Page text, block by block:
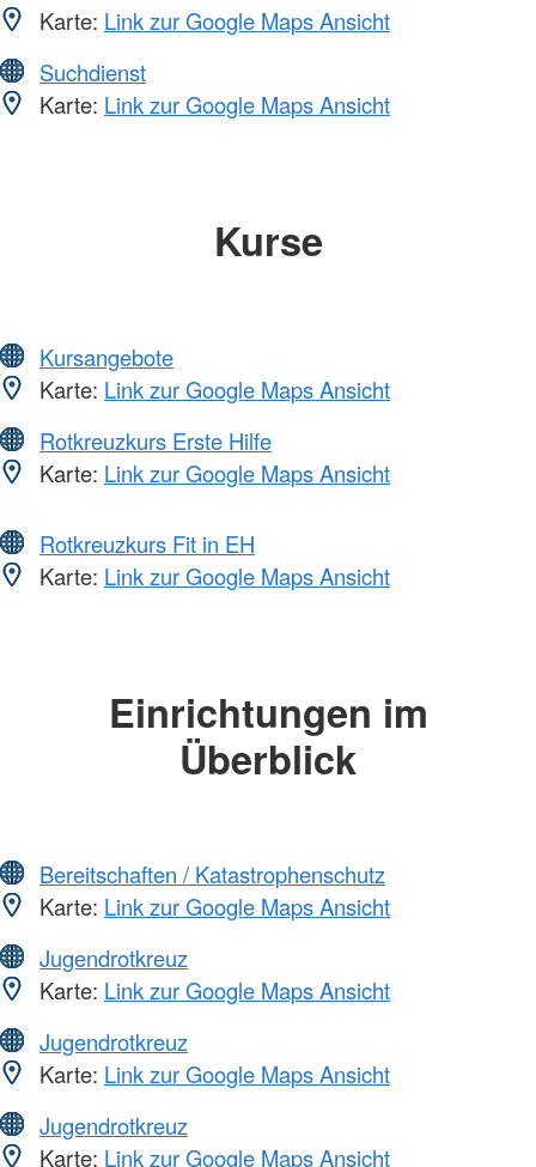
Karte: Link zur Google Maps Ansicht
Suchdienst
Karte: Link zur Google Maps Ansicht
Kurse
Kursangebote
Karte: Link zur Google Maps Ansicht
Rotkreuzkurs Erste Hilfe
Karte: Link zur Google Maps Ansicht
Rotkreuzkurs Fit in EH
Karte: Link zur Google Maps Ansicht
Einrichtungen im
Überblick
Bereitschaften / Katastrophenschutz
Karte: Link zur Google Maps Ansicht
Jugendrotkreuz
Karte: Link zur Google Maps Ansicht
Jugendrotkreuz
Karte: Link zur Google Maps Ansicht
Jugendrotkreuz
Karte: Link zur Google Maps Ansicht